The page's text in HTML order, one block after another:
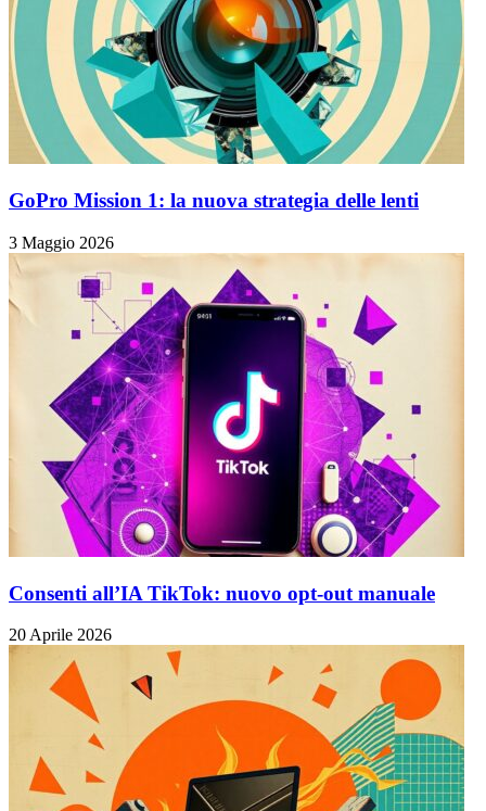
GoPro Mission 1: la nuova strategia delle lenti
3 Maggio 2026
Consenti all’IA TikTok: nuovo opt-out manuale
20 Aprile 2026